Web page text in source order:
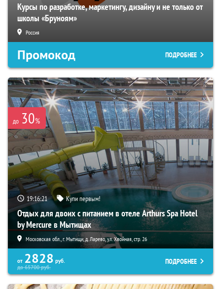
Курсы по разработке, маркетингу, дизайну и не только от
школы «Бруноям»
Россия
Промокод ПОДРОБНЕЕ
до 30%
19:16:20 Купи первым!
Отдых для двоих с питанием в отеле Arthurs Spa Hotel
by Mercure в Мытищах
Московская обл., г. Мытищи, д. Ларево, ул. Хвойная, стр. 26
от 2828 руб.
до65700руб.
ПОДРОБНЕЕ